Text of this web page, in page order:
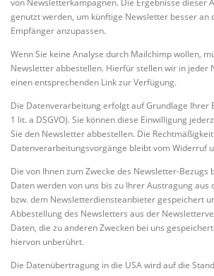
genutzt werden, um künftige Newsletter besser an
Empfänger anzupassen.
Wenn Sie keine Analyse durch Mailchimp wollen,
Newsletter abbestellen. Hierfür stellen wir in jeder
einen entsprechenden Link zur Verfügung.
Die Datenverarbeitung erfolgt auf Grundlage Ihrer
1 lit. a DSGVO). Sie können diese Einwilligung
Sie den Newsletter abbestellen. Die
Datenverarbeitungsvorgänge bleibt vom Widerruf
Die von Ihnen zum Zwecke des Newsletter-Bezugs
Daten werden von uns bis zu Ihrer Austragung aus
bzw. dem Newsletterdiensteanbieter gespeichert
Abbestellung des Newsletters aus der
Daten, die zu anderen Zwecken bei uns
hiervon unberührt.
Die Datenübertragung in die USA wird auf die